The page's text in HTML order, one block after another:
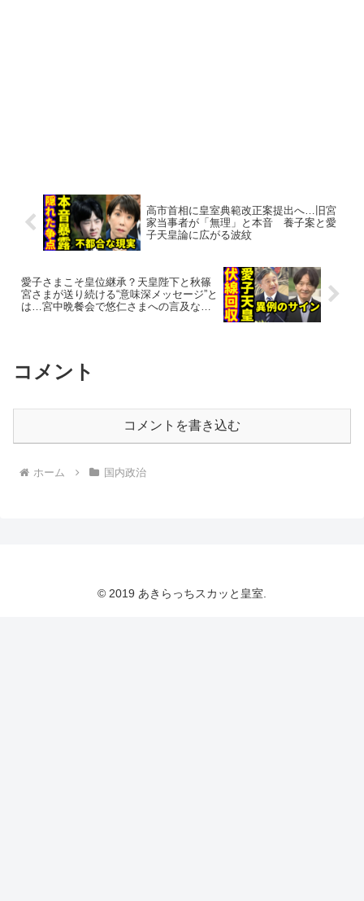
高市首相に皇室典範改正案提出へ…旧宮
家当事者が「無理」と本音 養子案と愛
子天皇論に広がる波紋
愛子さまこそ皇位継承？天皇陛下と秋篠
宮さまが送り続ける“意味深メッセージ”と
は…宮中晩餐会で悠仁さまへの言及なし
コメント
コメントを書き込む
ホーム 国内政治
© 2019 あきらっちスカッと皇室.